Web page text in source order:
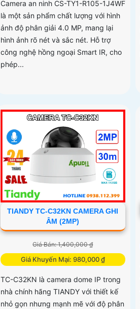
Camera an ninh CS-TY1-R105-1J4WF
là một sản phẩm chất lượng với hình
ảnh độ phân giải 4.0 MP, mang lại
hình ảnh rõ nét và sắc nét. Hỗ trợ
công nghệ hồng ngoại Smart IR, cho
phép...
TIANDY TC-C32KN CAMERA GHI
ÂM (2MP)
Giá Bán: 1,400,000 ₫
Giá Khuyến Mại: 980,000 ₫
TC-C32KN là camera dome IP trong
nhà chính hãng TIANDY với thiết kế
nhỏ gọn nhưng mạnh mẽ với độ phân